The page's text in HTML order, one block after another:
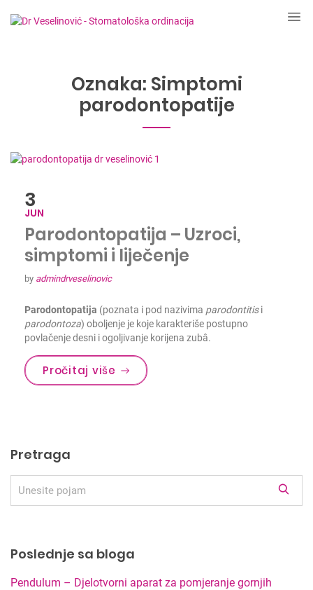
Oznaka: Simptomi
parodontopatije
3
JUN
Parodontopatija – Uzroci,
simptomi i liječenje
by admindrveselinovic
Parodontopatija (poznata i pod nazivima parodontitisi
parodontoza) oboljenje je koje karakteriše postupno
povlačenje desni i ogoljivanje korijena zubâ.
Pročitaj više
Pretraga
e
Poslednje sa bloga
Pendulum – Djelotvorni aparat za pomjeranje gornjih